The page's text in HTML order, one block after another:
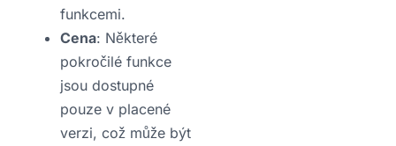
funkcemi.
Cena: Některé
pokročilé funkce
jsou dostupné
pouze v placené
verzi, což může být